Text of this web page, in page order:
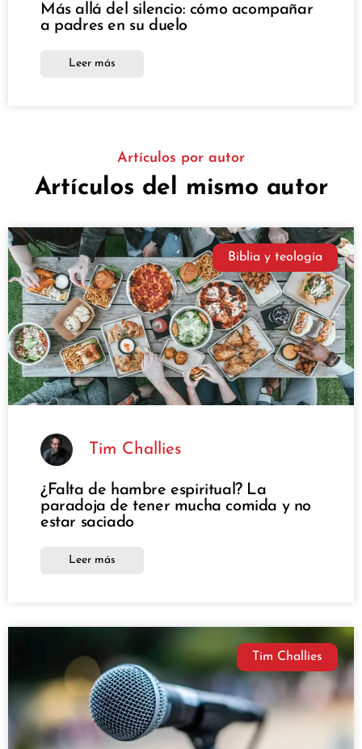
Más allá del silencio: cómo acompañar
a padres en su duelo
Leer más
Artículos por autor
Artículos del mismo autor
Biblia y teología
Tim Challies
¿Falta de hambre espiritual? La
paradoja de tener mucha comida y no
estar saciado
Leer más
Tim Challies